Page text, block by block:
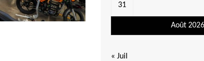
Août 2026
31
« Juil